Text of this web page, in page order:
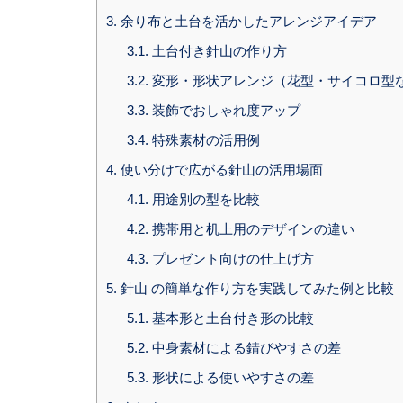
3. 余り布と土台を活かしたアレンジアイデア
3.1. 土台付き針山の作り方
3.2. 変形・形状アレンジ（花型・サイコロ型
3.3. 装飾でおしゃれ度アップ
3.4. 特殊素材の活用例
4. 使い分けで広がる針山の活用場面
4.1. 用途別の型を比較
4.2. 携帯用と机上用のデザインの違い
4.3. プレゼント向けの仕上げ方
5. 針山 の簡単な作り方を実践してみた例と比較
5.1. 基本形と土台付き形の比較
5.2. 中身素材による錆びやすさの差
5.3. 形状による使いやすさの差